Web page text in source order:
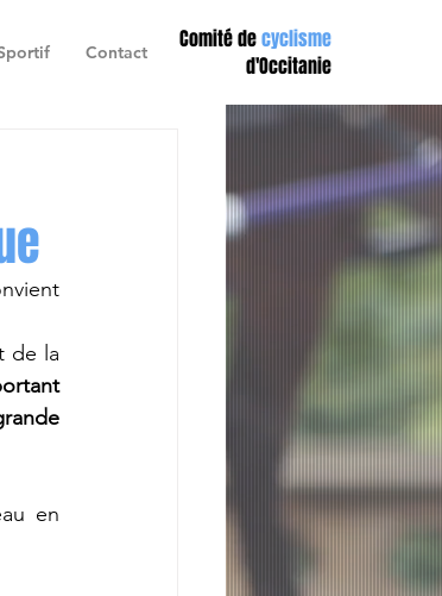
Contact Comité decyclisme
d'Occitanie
de la
en